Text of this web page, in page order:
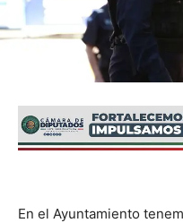
En el Ayuntamiento